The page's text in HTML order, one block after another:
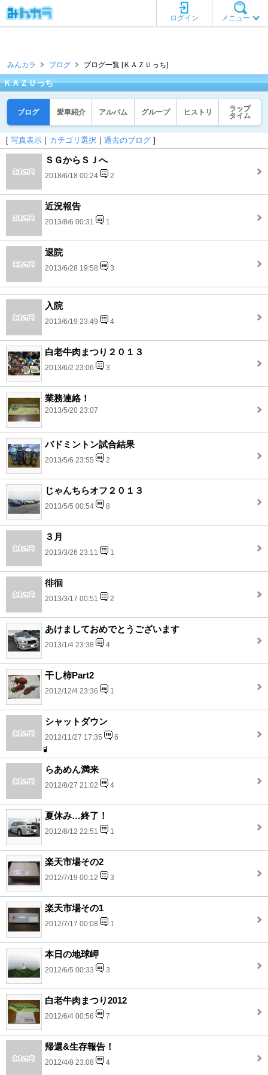
メニュー
ログイン
みんカラ ブログ ブログ一覧 [ＫＡＺＵっち]
ＫＡＺＵっち
ブログ 愛車紹介 アルバム グループ ヒストリ
ラップ
タイム
[ 写真表示 ｜ カテゴリ選択 ｜ 過去のブログ ]
ＳＧからＳＪへ
2018/6/18 00:24 2
近況報告
2013/8/6 00:31 1
退院
2013/6/28 19:58 3
入院
2013/6/19 23:49 4
白老牛肉まつり２０１３
2013/6/2 23:06 3
業務連絡！
2013/5/20 23:07
バドミントン試合結果
2013/5/6 23:55 2
じゃんちらオフ２０１３
2013/5/5 00:54 8
３月
2013/3/26 23:11 1
徘徊
2013/3/17 00:51 2
あけましておめでとうございます
2013/1/4 23:38 4
干し柿Part2
2012/12/4 23:36 1
シャットダウン
2012/11/27 17:35 6
らあめん満来
2012/8/27 21:02 4
夏休み…終了！
2012/8/12 22:51 1
楽天市場その2
2012/7/19 00:12 3
楽天市場その1
2012/7/17 00:08 1
本日の地球岬
2012/6/5 00:33 3
白老牛肉まつり2012
2012/6/4 00:56 7
帰還&生存報告！
2012/4/8 23:08 4